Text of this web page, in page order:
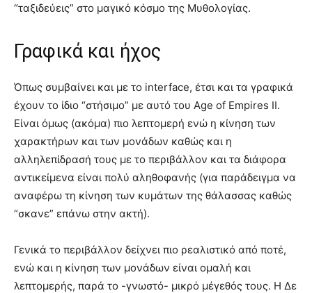
“ταξιδεύεις” στο μαγικό κόσμο της Μυθολογίας.
Γραφικά και ήχος
Όπως συμβαίνει και με το interface, έτσι και τα γραφικά
έχουν το ίδιο “στήσιμο” με αυτό του Age of Empires II.
Είναι όμως (ακόμα) πιο λεπτομερή ενώ η κίνηση των
χαρακτήρων και των μονάδων καθώς και η
αλληλεπίδρασή τους με το περιβάλλον και τα διάφορα
αντικείμενα είναι πολύ αληθοφανής (για παράδειγμα να
αναφέρω τη κίνηση των κυμάτων της θάλασσας καθώς
“σκανε” επάνω στην ακτή).
Γενικά το περιβάλλον δείχνει πιο ρεαλιστικό από ποτέ,
ενώ και η κίνηση των μονάδων είναι ομαλή και
λεπτομερής, παρά το -γνωστό- μικρό μέγεθός τους. Η Δε